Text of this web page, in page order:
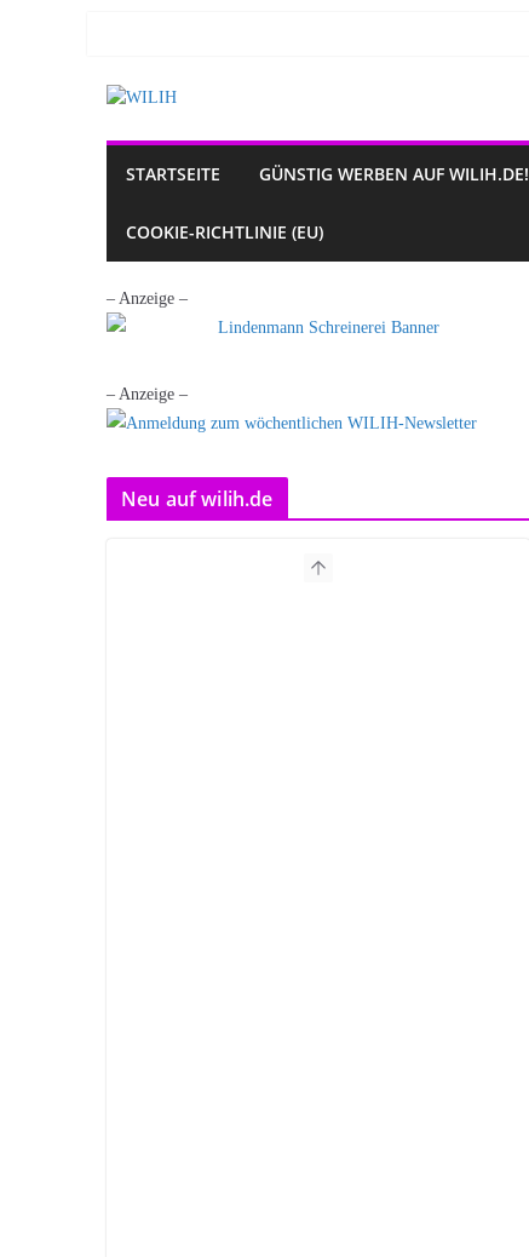
STARTSEITE GÜNSTIG WERBEN AUF WILIH.DE!
COOKIE-RICHTLINIE (EU)
– Anzeige –
– Anzeige –
Neu auf wilih.de